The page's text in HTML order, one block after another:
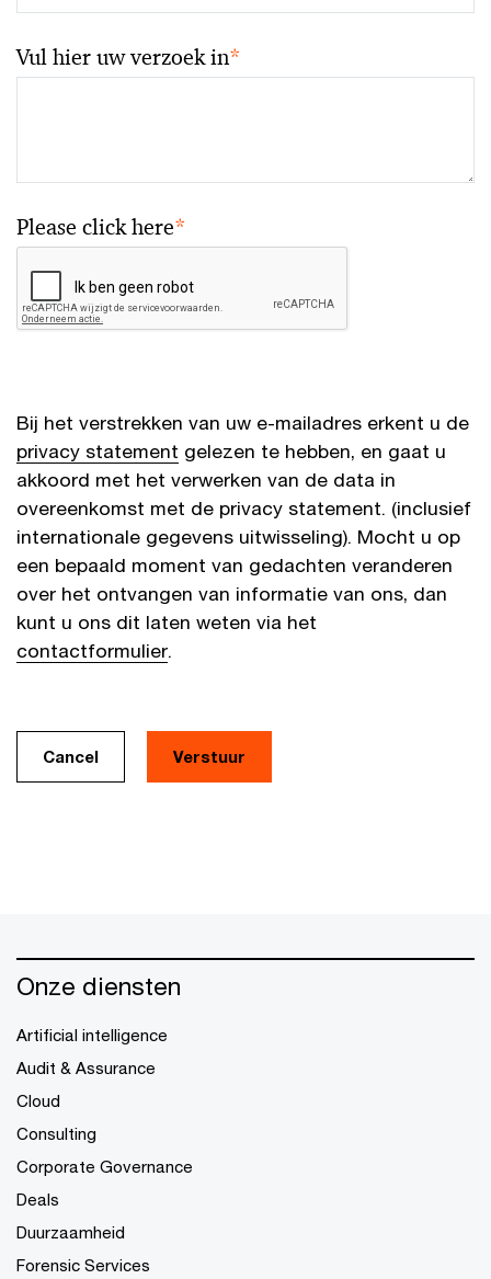
Vul hier uw verzoek in*
Please click here*
Bij het verstrekken van uw e-mailadres erkent u de
privacy statement gelezen te hebben, en gaat u
akkoord met het verwerken van de data in
overeenkomst met de privacy statement. (inclusief
internationale gegevens uitwisseling). Mocht u op
een bepaald moment van gedachten veranderen
over het ontvangen van informatie van ons, dan
kunt u ons dit laten weten via het
contactformulier.
Cancel
Onze diensten
Artificial intelligence
Audit & Assurance
Cloud
Consulting
Corporate Governance
Deals
Duurzaamheid
Forensic Services